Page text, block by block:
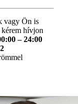
vagy Ön is
kérem hívjon
– 24:00